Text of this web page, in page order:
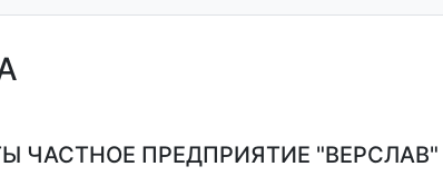
ЧАСТНОЕ ПРЕДПРИЯТИЕ "ВЕРСЛАВ"